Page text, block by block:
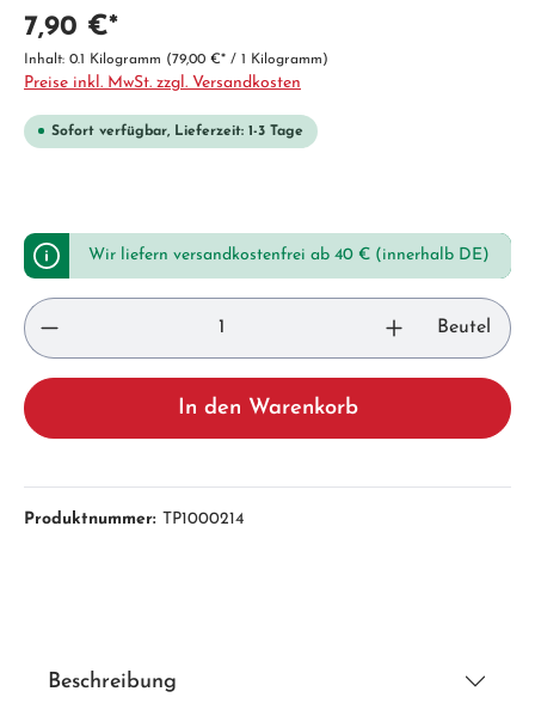
7,90 €*
Inhalt: 0.1 Kilogramm (79,00 €* / 1 Kilogramm)
Preise inkl. MwSt. zzgl. Versandkosten
Sofort verfügbar, Lieferzeit: 1-3 Tage
Wir liefern versandkostenfrei ab 40 € (innerhalb DE)
Beutel
In den Warenkorb
Produktnummer: TP1000214
Beschreibung